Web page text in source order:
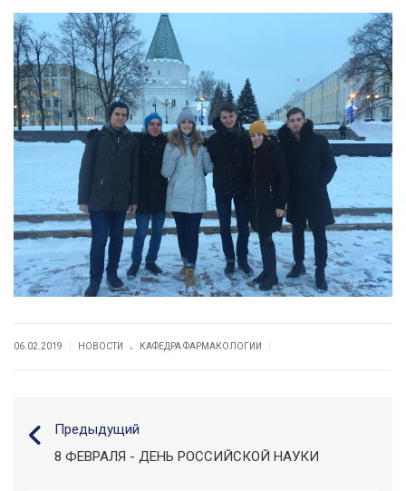
06.02.2019 НОВОСТИ . КАФЕДРА ФАРМАКOЛОГИИ
Предыдущий
8 ФЕВРАЛЯ - ДЕНЬ РОССИЙСКОЙ НАУКИ